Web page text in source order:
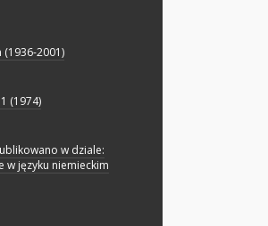
(1936-2001)
(1974)
w dziale:
w języku niemieckim